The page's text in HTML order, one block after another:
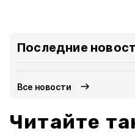
Последние
Все новости
Читайте